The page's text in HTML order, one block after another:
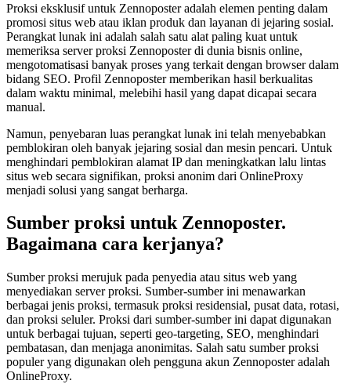
Proksi eksklusif untuk Zennoposter adalah elemen penting dalam
promosi situs web atau iklan produk dan layanan di jejaring sosial.
Perangkat lunak ini adalah salah satu alat paling kuat untuk
memeriksa server proksi Zennoposter di dunia bisnis online,
mengotomatisasi banyak proses yang terkait dengan browser dalam
bidang SEO. Profil Zennoposter memberikan hasil berkualitas
dalam waktu minimal, melebihi hasil yang dapat dicapai secara
manual.
Namun, penyebaran luas perangkat lunak ini telah menyebabkan
pemblokiran oleh banyak jejaring sosial dan mesin pencari. Untuk
menghindari pemblokiran alamat IP dan meningkatkan lalu lintas
situs web secara signifikan, proksi anonim dari OnlineProxy
menjadi solusi yang sangat berharga.
Sumber proksi untuk Zennoposter.
Bagaimana cara kerjanya?
Sumber proksi merujuk pada penyedia atau situs web yang
menyediakan server proksi. Sumber-sumber ini menawarkan
berbagai jenis proksi, termasuk proksi residensial, pusat data, rotasi,
dan proksi seluler. Proksi dari sumber-sumber ini dapat digunakan
untuk berbagai tujuan, seperti geo-targeting, SEO, menghindari
pembatasan, dan menjaga anonimitas. Salah satu sumber proksi
populer yang digunakan oleh pengguna akun Zennoposter adalah
OnlineProxy.